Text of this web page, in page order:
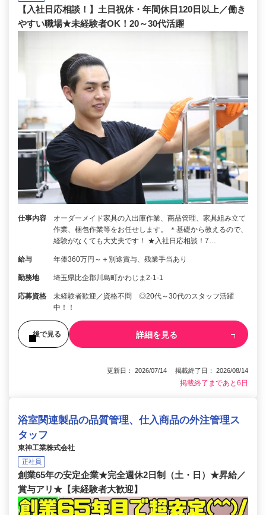
【入社日応相談！】土日祝休・年間休日120日以上／働き
やすい職場★未経験者OK！20～30代活躍
仕事内容
オーダーメイド家具の入出庫作業、商品管理、家具組み立て
作業、梱包作業等をお任せします。 ＊基礎から教えるので、
経験がなくても大丈夫です！ ★入社日応相談！7…
給与 年俸360万円～＋別途賞与、残業手当あり
勤務地 埼玉県比企郡川島町かわじま2-1-1
応募資格
未経験者歓迎／資格不問 ◎20代～30代のスタッフ活躍
中！！
後で見る 詳細を見る
更新日： 2026/07/14 掲載終了日： 2026/08/14
掲載終了まであと6日
浴室関連製品の品質管理、仕入商品の外注管理ス
タッフ
東神工業株式会社
正社員
創業65年の安定企業★完全週休2日制（土・日）★昇給／
賞与アリ★【未経験者大歓迎】